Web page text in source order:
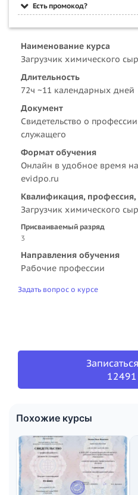
Есть промокод?
Наименование курса
Загрузчик химического
Длительность
72ч ~11 календарных дней
Документ
Свидетельство о
служащего
Формат обучения
Онлайн в удобное время
evidpo.ru
Квалификация, профессия,
Загрузчик химического
Присваиваемый разряд
3
Направления обучения
Рабочие профессии
Задать вопрос о курсе
Похожие курсы